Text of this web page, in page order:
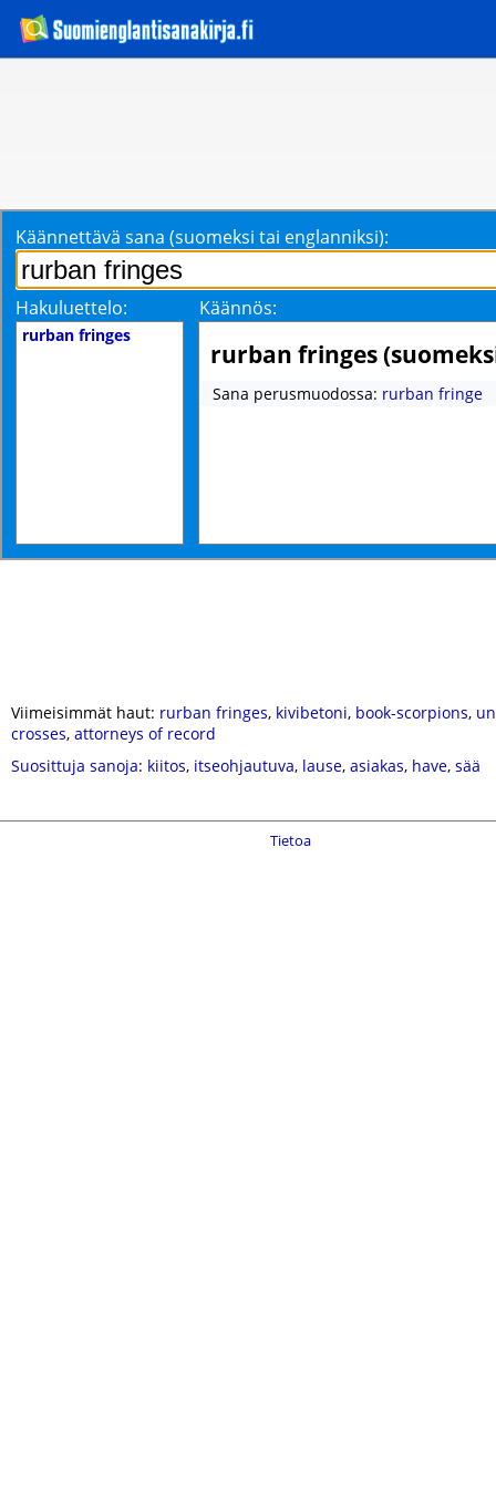
Käännettävä sana (suomeksi tai englanniksi):
Hakuluettelo: Käännös:
rurban fringes
rurban fringes
Sana perusmuodossa: rurban fringe
Viimeisimmät haut: rurban fringes, kivibetoni, book-scorpions,
crosses, attorneys of record
Suosittuja sanoja: kiitos, itseohjautuva, lause, asiakas, have, sää
Tietoa